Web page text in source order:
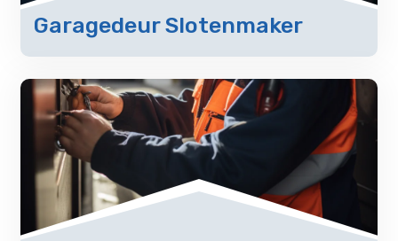
Garagedeur Slotenmaker